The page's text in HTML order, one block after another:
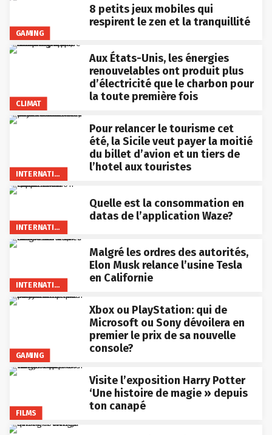
GAMING
8 petits jeux mobiles qui
respirent le zen et la tranquillité
CLIMAT
Aux États-Unis, les énergies
renouvelables ont produit plus
d’électricité que le charbon pour
la toute première fois
INTERNATIONAL
Pour relancer le tourisme cet
été, la Sicile veut payer la moitié
du billet d’avion et un tiers de
l’hotel aux touristes
INTERNATIONAL
Quelle est la consommation en
datas de l’application Waze?
INTERNATIONAL
Malgré les ordres des autorités,
Elon Musk relance l’usine Tesla
en Californie
GAMING
Xbox ou PlayStation: qui de
Microsoft ou Sony dévoilera en
premier le prix de sa nouvelle
console?
FILMS
Visite l’exposition Harry Potter
‘Une histoire de magie » depuis
ton canapé